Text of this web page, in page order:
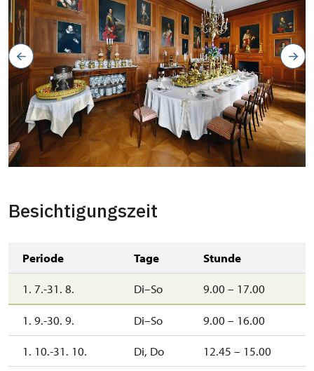
Besichtigungszeit
Periode Tage Stunde
1. 7.-31. 8. Di–So 9.00 – 17.00
1. 9.-30. 9. Di–So 9.00 – 16.00
1. 10.-31. 10. Di, Do 12.45 – 15.00